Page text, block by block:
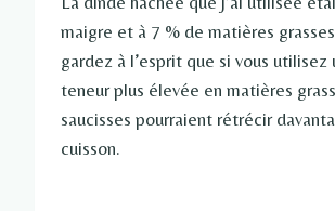
maigre et à 7 % de matières
gardez à l’esprit que si vous utilisez
teneur plus élevée en matières
saucisses pourraient rétrécir
cuisson.